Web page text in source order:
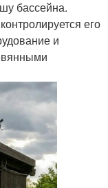
бассейна.
его
и